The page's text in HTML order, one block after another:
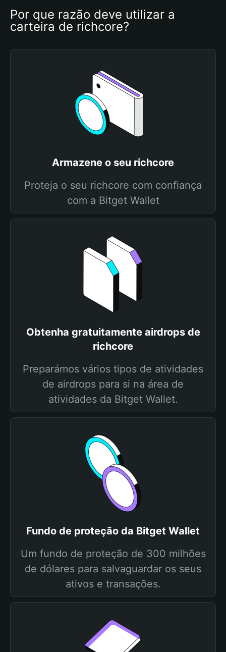
Por que razão deve utilizar a
carteira de richcore?
Armazene o seu richcore
Proteja o seu richcore com confiança
com a Bitget Wallet
Obtenha gratuitamente airdrops de
richcore
Preparámos vários tipos de atividades
de airdrops para si na área de
atividades da Bitget Wallet.
Fundo de proteção da Bitget Wallet
Um fundo de proteção de 300 milhões
de dólares para salvaguardar os seus
ativos e transações.